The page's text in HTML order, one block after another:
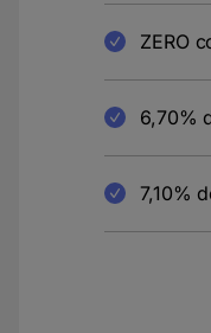
ZERO
6,70%
7,10%